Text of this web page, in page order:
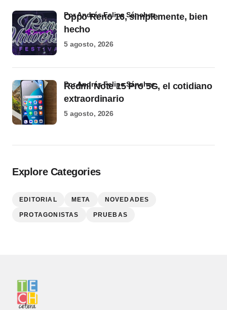
Oppo Reno 16, simplemente, bien
hecho
por Andrés Felipe Sánchez
5 agosto, 2026
Redmi Note 15 Pro 5G, el cotidiano
extraordinario
por Andrés Felipe Sánchez
5 agosto, 2026
Explore Categories
EDITORIAL META NOVEDADES
PROTAGONISTAS PRUEBAS